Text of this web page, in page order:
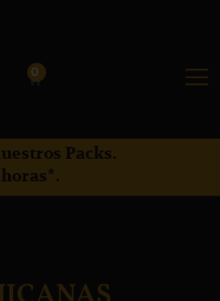
0
Packs.